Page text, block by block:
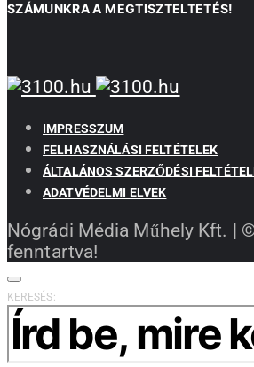
SZÁMUNKRA A MEGTISZTELTETÉS!
IMPRESSZUM
FELHASZNÁLÁSI FELTÉTELEK
ÁLTALÁNOS SZERZŐDÉSI
ADATVÉDELMI ELVEK
Nógrádi Média Műhely Kft. |
fenntartva!
KERESÉS: